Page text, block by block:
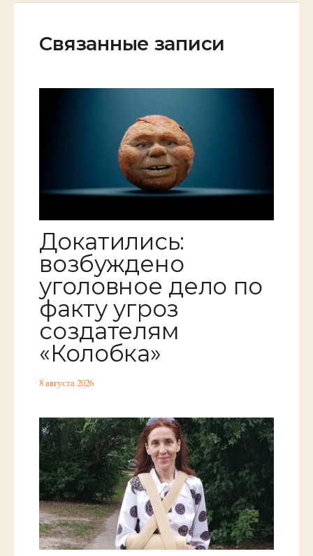
Связанные записи
Докатились:
возбуждено
уголовное дело по
факту угроз
создателям
«Колобка»
8 августа 2026